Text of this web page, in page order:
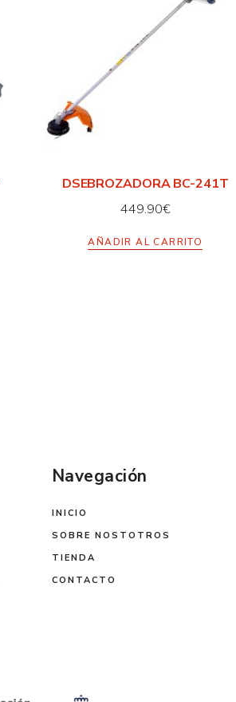
DSEBROZADORA BC-241T
449.90€
AÑADIR AL CARRITO
Navegación
INICIO
SOBRE NOSTOTROS
TIENDA
CONTACTO